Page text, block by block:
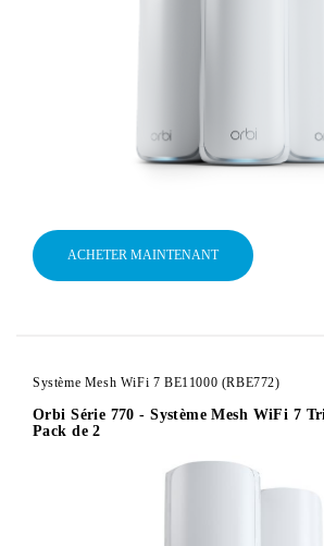
ACHETER MAINTENANT
Système Mesh WiFi 7 BE11000 (RBE772)
Orbi Série 770 - Système Mesh WiFi 7
Pack de 2